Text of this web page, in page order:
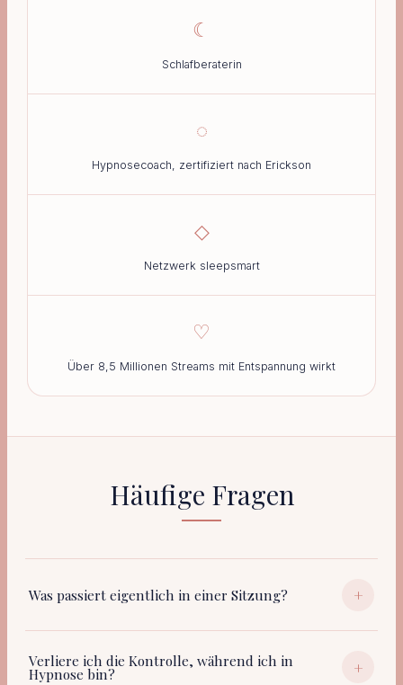
☾
Schlafberaterin
◌
Hypnosecoach, zertifiziert nach Erickson
◇
Netzwerk sleepsmart
♡
Über 8,5 Millionen Streams mit Entspannung wirkt
Häufige Fragen
Was passiert eigentlich in einer Sitzung? +
Verliere ich die Kontrolle, während ich in
Hypnose bin? +